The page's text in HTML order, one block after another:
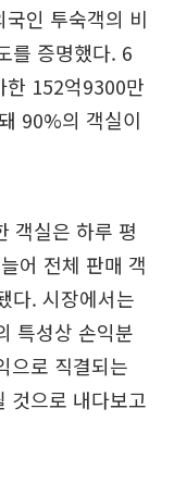
인 투숙객의 비
를 증명했다. 6
한 152억9300만
90%의 객실이
객실은 하루 평
어 전체 판매 객
다. 시장에서는
특성상 손익분
으로 직결되는
것으로 내다보고